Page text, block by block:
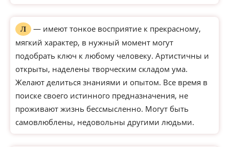
Л
— имеют тонкое восприятие к прекрасному,
мягкий характер, в нужный момент могут
подобрать ключ к любому человеку. Артистичны и
открыты, наделены творческим складом ума.
Желают делиться знаниями и опытом. Все время в
поиске своего истинного предназначения, не
проживают жизнь бессмысленно. Могут быть
самовлюблены, недовольны другими людьми.